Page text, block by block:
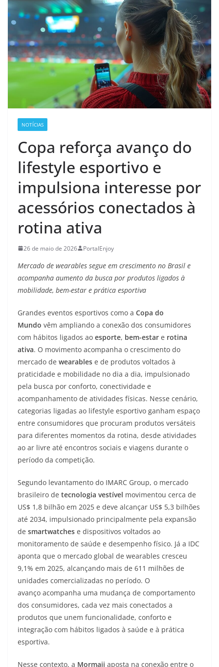
NOTÍCIAS
Copa reforça avanço do
lifestyle esportivo e
impulsiona interesse por
acessórios conectados à
rotina ativa
26 de maio de 2026 PortalEnjoy
Mercado de wearables segue em crescimento no Brasil e
acompanha aumento da busca por produtos ligados à
mobilidade, bem-estar e prática esportiva
Grandes eventos esportivos como a Copa do
Mundo vêm ampliando a conexão dos consumidores
com hábitos ligados ao esporte, bem-estar e rotina
ativa. O movimento acompanha o crescimento do
mercado de wearables e de produtos voltados à
praticidade e mobilidade no dia a dia, impulsionado
pela busca por conforto, conectividade e
acompanhamento de atividades físicas. Nesse cenário,
categorias ligadas ao lifestyle esportivo ganham espaço
entre consumidores que procuram produtos versáteis
para diferentes momentos da rotina, desde atividades
ao ar livre até encontros sociais e viagens durante o
período da competição.
Segundo levantamento do IMARC Group, o mercado
brasileiro de tecnologia vestível movimentou cerca de
US$ 1,8 bilhão em 2025 e deve alcançar US$ 5,3 bilhões
até 2034, impulsionado principalmente pela expansão
de smartwatches e dispositivos voltados ao
monitoramento de saúde e desempenho físico. Já a IDC
aponta que o mercado global de wearables cresceu
9,1% em 2025, alcançando mais de 611 milhões de
unidades comercializadas no período. O
avanço acompanha uma mudança de comportamento
dos consumidores, cada vez mais conectados a
produtos que unem funcionalidade, conforto e
integração com hábitos ligados à saúde e à prática
esportiva.
Nesse contexto, a Mormaii aposta na conexão entre o